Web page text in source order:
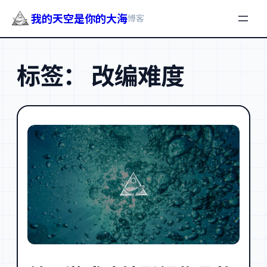
我的天空是你的大海博客
标签： 改编难度